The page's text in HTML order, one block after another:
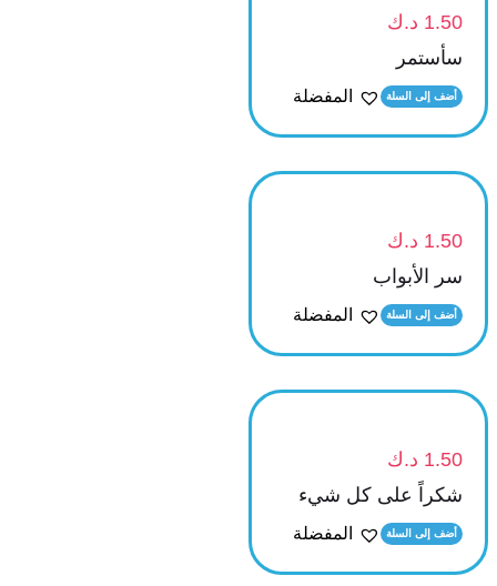
1.50 د.ك
سأستمر
أضف إلى السلة المفضلة
1.50 د.ك
سر الأبواب
أضف إلى السلة المفضلة
1.50 د.ك
شكراً على كل شيء
أضف إلى السلة المفضلة